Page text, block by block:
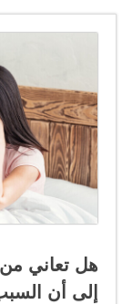
هل تعاني
إلى أن